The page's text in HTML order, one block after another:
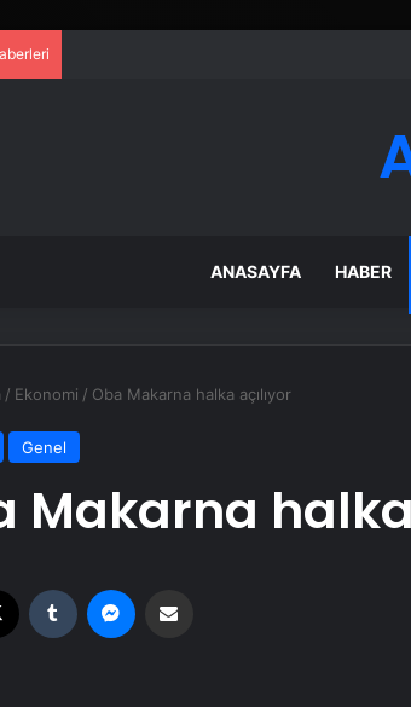
ANASAYFA HABER
/ Ekonomi / Oba Makarna halka açılıyor
Genel
Makarna halka
Tumblr